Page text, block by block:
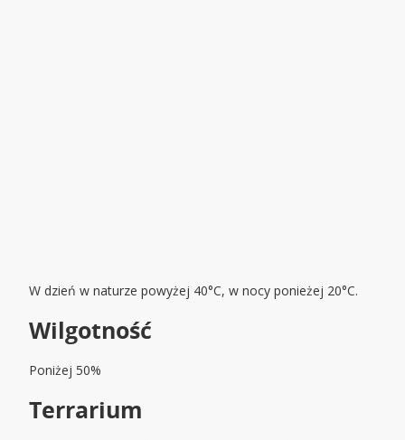
W dzień w naturze powyżej 40°C, w nocy ponieżej 20°C.
Wilgotność
Poniżej 50%
Terrarium